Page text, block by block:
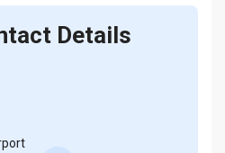
Details